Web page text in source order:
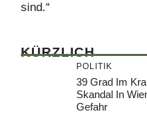
sind.“
KÜRZLICH
POLITIK
39 Grad Im
Skandal In
Gefahr